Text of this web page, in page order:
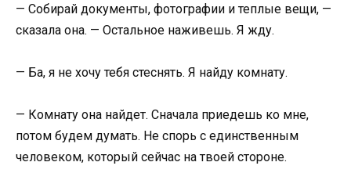
— Собирай документы, фотографии и теплые вещи, —
сказала она. — Остальное наживешь. Я жду.
— Ба, я не хочу тебя стеснять. Я найду комнату.
— Комнату она найдет. Сначала приедешь ко мне,
потом будем думать. Не спорь с единственным
человеком, который сейчас на твоей стороне.